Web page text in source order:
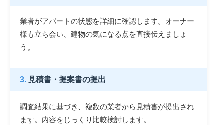
業者がアパートの状態を詳細に確認します。オーナー
様も立ち会い、建物の気になる点を直接伝えましょ
う。
3. 見積書・提案書の提出
調査結果に基づき、複数の業者から見積書が提出され
ます。内容をじっくり比較検討します。